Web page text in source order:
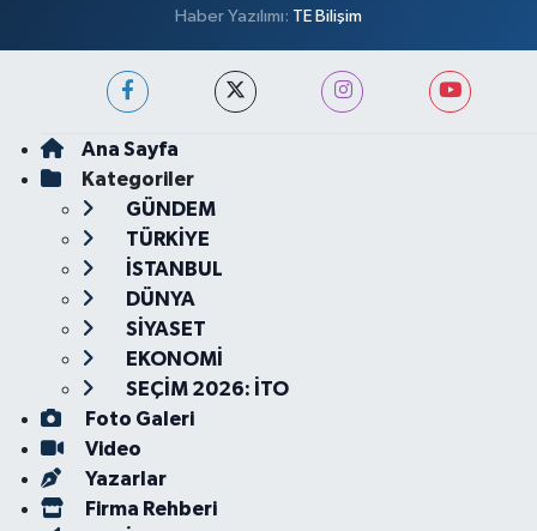
Haber Yazılımı: TE Bilişim
Ana Sayfa
Kategoriler
GÜNDEM
TÜRKİYE
İSTANBUL
DÜNYA
SİYASET
EKONOMİ
SEÇİM 2026: İTO
Foto Galeri
Video
Yazarlar
Firma Rehberi